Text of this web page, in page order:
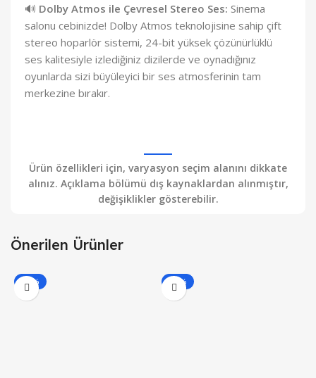
🔊 Dolby Atmos ile Çevresel Stereo Ses: Sinema
salonu cebinizde! Dolby Atmos teknolojisine sahip çift
stereo hoparlör sistemi, 24-bit yüksek çözünürlüklü
ses kalitesiyle izlediğiniz dizilerde ve oynadığınız
oyunlarda sizi büyüleyici bir ses atmosferinin tam
merkezine bırakır.
Ürün özellikleri için, varyasyon seçim alanını dikkate
alınız. Açıklama bölümü dış kaynaklardan alınmıştır,
değişiklikler gösterebilir.
Önerilen Ürünler
-43% -46%